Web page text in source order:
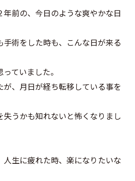
前の、今日のような爽やかな日
術をした時も、こんな日が来る
ていました。
が、月日が経ち転移している事を
失うかも知れないと怖くなりまし
人生に疲れた時、楽になりたいな